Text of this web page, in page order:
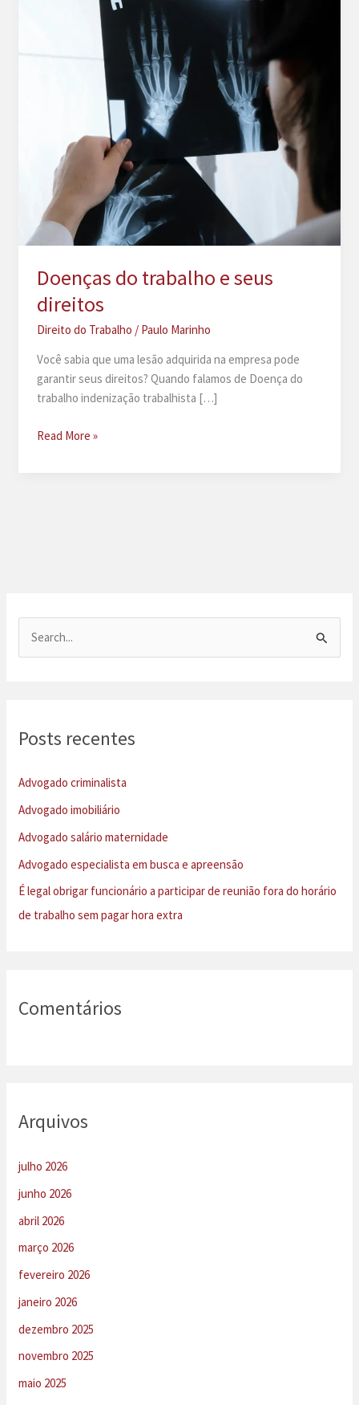
Doenças do trabalho e seus
direitos
Direito do Trabalho / Paulo Marinho
Você sabia que uma lesão adquirida na empresa pode
garantir seus direitos? Quando falamos de Doença do
trabalho indenização trabalhista […]
Doenças
Read More »
i
p
o
r
:
Posts recentes
Advogado criminalista
Advogado imobiliário
Advogado salário maternidade
Advogado especialista em busca e apreensão
É legal obrigar funcionário a participar de reunião fora do horário
de trabalho sem pagar hora extra
Comentários
Arquivos
julho 2026
junho 2026
abril 2026
março 2026
fevereiro 2026
janeiro 2026
dezembro 2025
novembro 2025
maio 2025